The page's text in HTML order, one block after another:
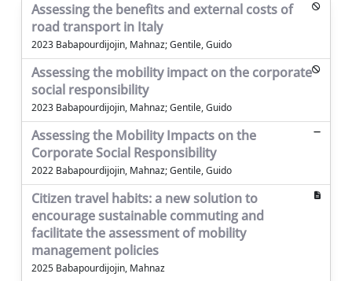
Assessing the benefits and external costs of
road transport in Italy
2023 Babapourdijojin, Mahnaz; Gentile, Guido
Assessing the mobility impact on the corporate
social responsibility
2023 Babapourdijojin, Mahnaz; Gentile, Guido
Assessing the Mobility Impacts on the
Corporate Social Responsibility
2022 Babapourdijojin, Mahnaz; Gentile, Guido
Citizen travel habits: a new solution to
encourage sustainable commuting and
facilitate the assessment of mobility
management policies
2025 Babapourdijojin, Mahnaz